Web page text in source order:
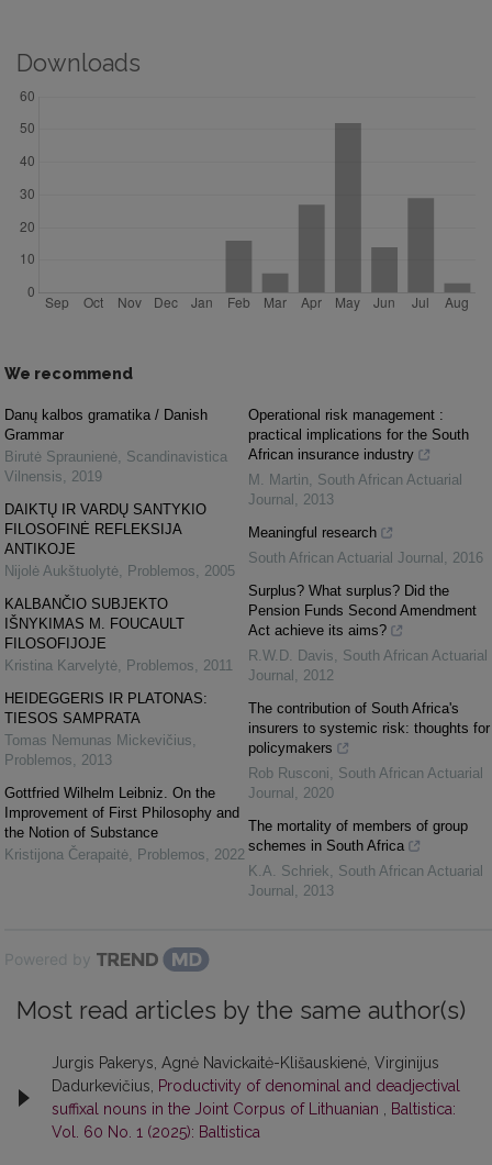
Downloads
We recommend
Danų kalbos gramatika / Danish
Grammar
Birutė Spraunienė Scandinavistica
Vilnensis
2019
DAIKTŲ IR VARDŲ SANTYKIO
FILOSOFINĖ REFLEKSIJA
ANTIKOJE
Nijolė Aukštuolytė
Problemos
2005
KALBANČIO SUBJEKTO
IŠNYKIMAS M. FOUCAULT
FILOSOFIJOJE
Kristina Karvelytė
Problemos
2011
HEIDEGGERIS IR PLATONAS:
TIESOS SAMPRATA
Tomas Nemunas Mickevičius
Problemos
2013
Gottfried Wilhelm Leibniz. On the
Improvement of First Philosophy and
the Notion of Substance
Kristijona Čerapaitė
Problemos 2022
Operational risk management :
practical implications for the South
African insurance industry
M. Martin
South African Actuarial
Journal
2013
Meaningful research
South African Actuarial Journal
2016
Surplus? What surplus? Did the
Pension Funds Second Amendment
Act achieve its aims?
R.W.D. Davis
South African Actuarial
Journal
2012
The contribution of South Africa's
insurers to systemic risk: thoughts for
policymakers
Rob Rusconi
South African Actuarial
Journal
2020
The mortality of members of group
schemes in South Africa
K.A. Schriek
South African Actuarial
Journal
2013
Powered by
Most read articles by the same author(s)
Jurgis Pakerys, Agnė Navickaitė-Klišauskienė, Virginijus
Dadurkevičius,
Productivity of denominal and deadjectival
suffixal nouns in the Joint Corpus of Lithuanian
Baltistica:
Vol. 60 No. 1 (2025): Baltistica